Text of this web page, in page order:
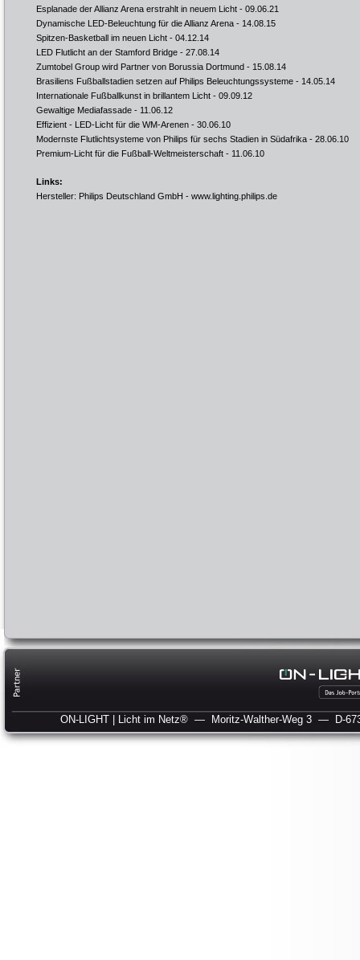
Esplanade der Allianz Arena erstrahlt in neuem Licht - 09.06.21
Dynamische LED-Beleuchtung für die Allianz Arena - 14.08.15
Spitzen-Basketball im neuen Licht - 04.12.14
LED Flutlicht an der Stamford Bridge - 27.08.14
Zumtobel Group wird Partner von Borussia Dortmund - 15.08.14
Brasiliens Fußballstadien setzen auf Philips Beleuchtungssysteme - 14.05.14
Internationale Fußballkunst in brillantem Licht - 09.09.12
Gewaltige Mediafassade - 11.06.12
Effizient - LED-Licht für die WM-Arenen - 30.06.10
Modernste Flutlichtsysteme von Philips für sechs Stadien in Südafrika - 28.06.10
Premium-Licht für die Fußball-Weltmeisterschaft - 11.06.10
Links:
Hersteller: Philips Deutschland GmbH - www.lighting.philips.de
ON-LIGHT | Licht im Netz® — Moritz-Walther-Weg 3 — D-